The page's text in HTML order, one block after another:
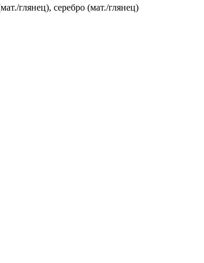
глянец), серебро (мат./глянец)